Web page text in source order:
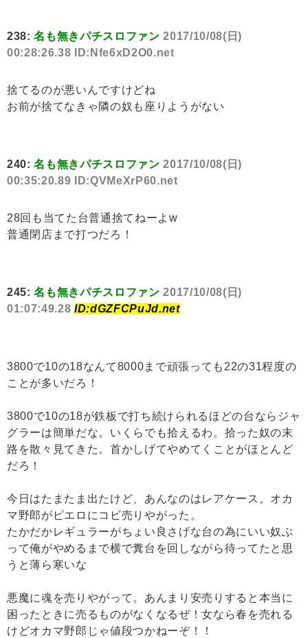
238:名も無きパチスロファン 2017/10/08(日)
00:28:26.38 ID:Nfe6xD2O0.net
捨てるのが悪いんですけどね
お前が捨てなきゃ隣の奴も座りようがない
240:名も無きパチスロファン 2017/10/08(日)
00:35:20.89 ID:QVMeXrP60.net
28回も当てた台普通捨てねーよw
普通閉店まで打つだろ！
245:名も無きパチスロファン 2017/10/08(日)
01:07:49.28 ID:dGZFCPuJd.net
3800で10の18なんて8000まで頑張っても22の31程度の
ことが多いだろ！
3800で10の18が鉄板で打ち続けられるほどの台ならジャ
グラーは簡単だな。いくらでも拾えるわ。拾った奴の末
路を散々見てきた。首かしげてやめてくことがほとんど
だろ！
今日はたまたま出たけど、あんなのはレアケース。オカ
マ野郎がピエロにコビ売りやがった。
たかだかレギュラーがちょい良さげな台の為にいい奴ぶ
って俺がやめるまで横で糞台を回しながら待ってたと思
うと薄ら寒いな
悪魔に魂を売りやがって。あんまり安売りすると本当に
困ったときに売るものがなくなるぜ！女なら春を売れる
けどオカマ野郎じゃ値段つかねーぞ！！